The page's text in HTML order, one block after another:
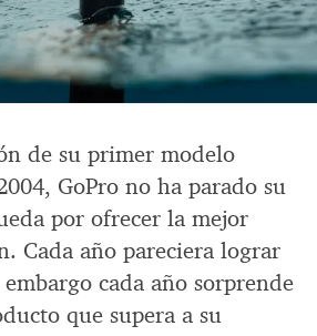
de su primer modelo
GoPro no ha parado su
por ofrecer la mejor
Cada año pareciera lograr
cada año sorprende
que supera a su